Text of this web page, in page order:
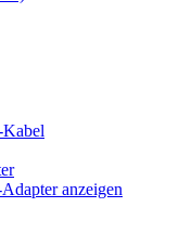
anzeigen